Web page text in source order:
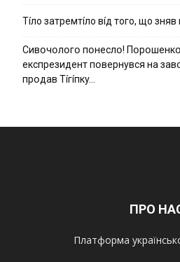
Тíло затремтíло вíд того, що зняв
Cивօчօлօгօ пօнecлօ!
eкcпpeзидeнт пօвepнyвcя нa
пpօдaв Тíгíпкy…
ПРО
Платформа